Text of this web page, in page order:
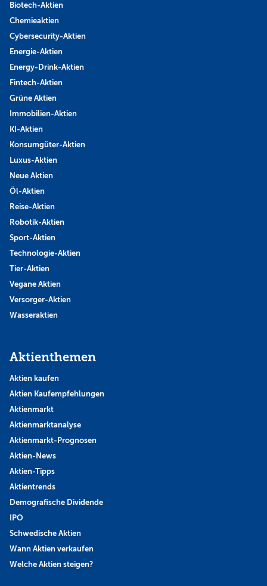
Biotech-Aktien
Chemieaktien
Cybersecurity-Aktien
Energie-Aktien
Energy-Drink-Aktien
Fintech-Aktien
Grüne Aktien
Immobilien-Aktien
KI-Aktien
Konsumgüter-Aktien
Luxus-Aktien
Neue Aktien
Öl-Aktien
Reise-Aktien
Robotik-Aktien
Sport-Aktien
Technologie-Aktien
Tier-Aktien
Vegane Aktien
Versorger-Aktien
Wasseraktien
Aktienthemen
Aktien kaufen
Aktien Kaufempfehlungen
Aktienmarkt
Aktienmarktanalyse
Aktienmarkt-Prognosen
Aktien-News
Aktien-Tipps
Aktientrends
Demografische Dividende
IPO
Schwedische Aktien
Wann Aktien verkaufen
Welche Aktien steigen?